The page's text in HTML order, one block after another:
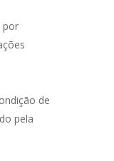
por
de
pela